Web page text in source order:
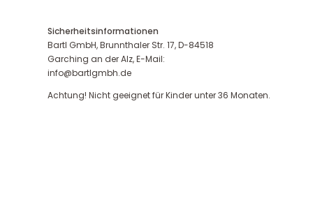
Sicherheitsinformationen
Bartl GmbH, Brunnthaler Str. 17, D-84518
Garching an der Alz, E-Mail:
info@bartlgmbh.de
Achtung! Nicht geeignet für Kinder unter 36 Monaten.